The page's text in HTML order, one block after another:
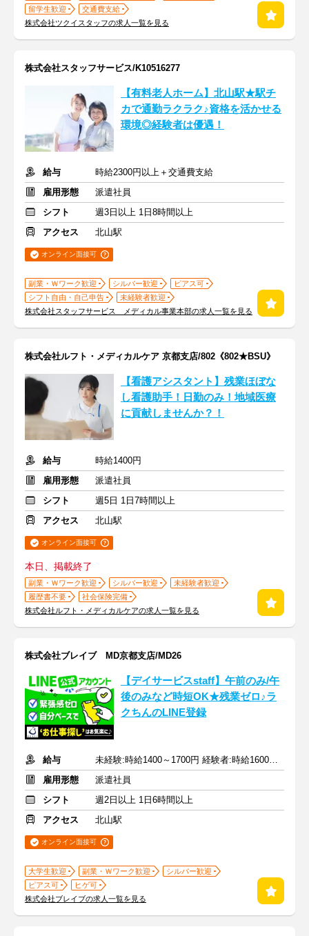
留学生歓迎
交通費支給
株式会社ツクイスタッフの求人一覧を見る
株式会社スタッフサービス/K10516277
【有料老人ホーム】北山駅★駅チ
カで通勤ラクラク♪資格を活かせる
環境◎経験者は優遇！
給与
時給2300円以上＋交通費支給
雇用形態
派遣社員
シフト
週3日以上 1日8時間以上
アクセス
北山駅
オンライン面接可
副業・Ｗワーク歓迎 シルバー歓迎
ピアス可
シフト自由・自己申告
未経験者歓迎
株式会社スタッフサービス メディカル事業本部の求人一覧を見る
株式会社ルフト・メディカルケア 京都支店/802《802★BSU》
【看護アシスタント】残業ほぼな
し看護助手！日勤のみ！地域医療
に貢献しませんか？！
給与
時給1400円
雇用形態
派遣社員
シフト
週5日 1日7時間以上
アクセス
北山駅
オンライン面接可
本日、掲載終了
副業・Ｗワーク歓迎 シルバー歓迎
未経験者歓迎
履歴書不要
社会保険完備
株式会社ルフト・メディカルケアの求人一覧を見る
株式会社ブレイブ MD京都支店/MD26
【デイサービスstaff】午前のみ/午
後のみなど時短OK★残業ゼロ♪ラ
クちんのLINE登録
給与
未経験:時給1400～1700円 経験者:時給1600～1900円+交通費全額
雇用形態
派遣社員
シフト
週2日以上 1日6時間以上
アクセス
北山駅
オンライン面接可
大学生歓迎 副業・Ｗワーク歓迎
シルバー歓迎
ピアス可
ヒゲ可
株式会社ブレイブの求人一覧を見る